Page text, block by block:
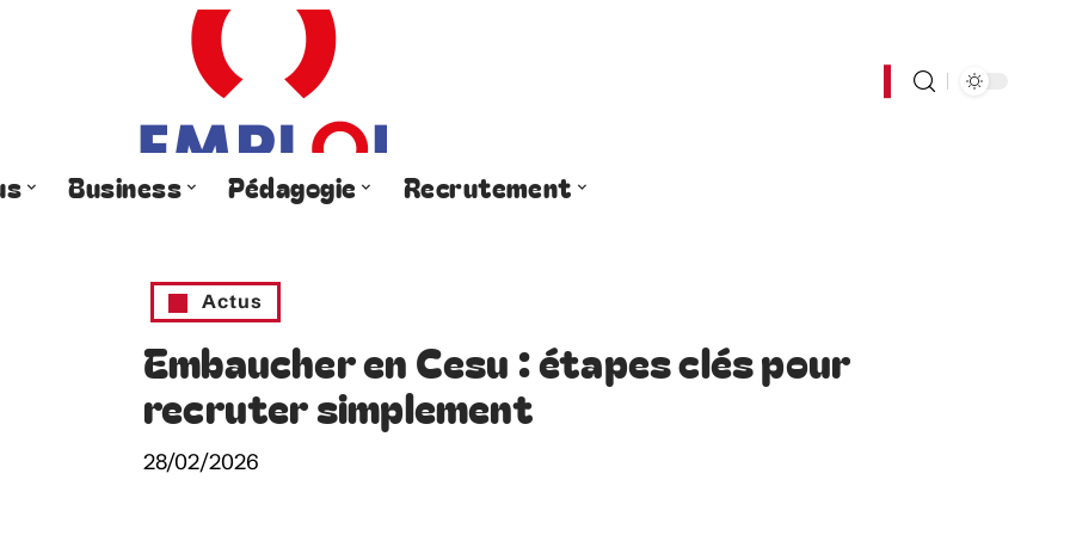
Business Pédagogie Recrutement
Actus
Embaucher en Cesu : étapes clés pour
recruter simplement
28/02/2026